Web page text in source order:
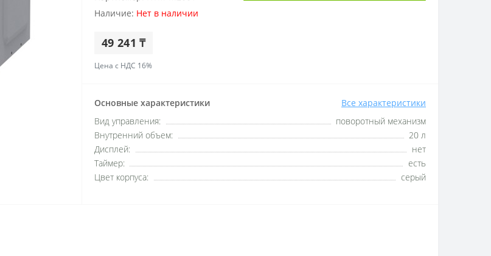
Наличие: Нет в наличии
49 241 ₸
Цена с НДС 16%
Основные характеристики Все характеристики
Вид управления:
поворотный механизм
Внутренний объем:
20 л
Дисплей:
нет
Таймер:
есть
Цвет корпуса:
серый